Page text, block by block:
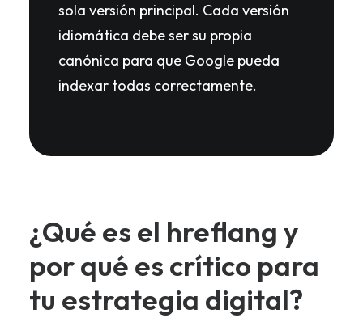
sola versión principal. Cada versión
idiomática debe ser su propia
canónica para que Google pueda
indexar todas correctamente.
¿Qué es el hreflang y
por qué es crítico para
tu estrategia digital?